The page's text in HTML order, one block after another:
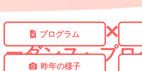
『アトピー ✕
ーダンス』プ
プログラム
昨年の様子